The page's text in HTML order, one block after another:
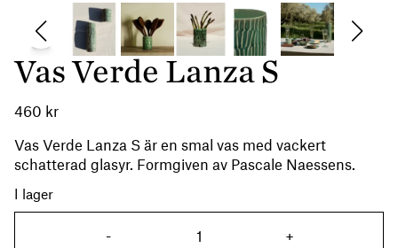
Vas Verde Lanza S
460 kr
Vas Verde Lanza S är en smal vas med vackert
schatterad glasyr. Formgiven av Pascale Naessens.
I lager
- Vas Verde Lanza S mängd
+